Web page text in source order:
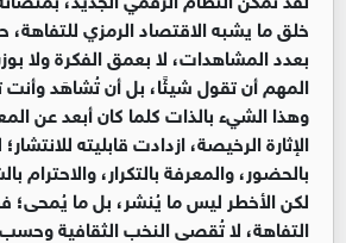
خلق ما يشبه الاقتصاد الرمزي
بعدد المشاهدات، لا بعمق الفكرة ولا
المهم أن تقول شيئًا، بل أن تُشاهَد
وهذا الشيء بالذات كلما كان أبعد عن
الإثارة الرخيصة، ازدادت قابليته
بالحضور، والمعرفة بالتكرار، والاحترام
لكن الأخطر ليس ما يُنشر، بل ما يُمحى؛
التفاهة، لا تُقصى النخب الثقافية